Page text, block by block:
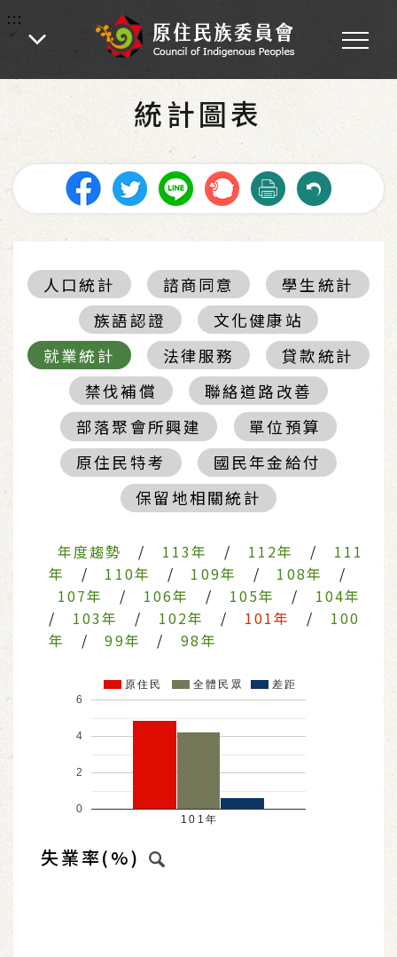
:::
:::
首頁 統計圖表
統計圖表
人口統計 諮商同意
學生統計
族語認證
文化健康站
就業統計
法律服務
貸款統計
禁伐補償
聯絡道路改善
部落聚會所興建
單位預算
原住民特考
國民年金給付
保留地相關統計
年度趨勢 / 113年 / 112年 /
111
年
/ 110年 / 109年 / 108年
/
107年
/ 106年 / 105年 /
104年
/
103年 / 102年 / 101年 /
100
年
/ 99年 / 98年
原住民 全體民眾 差距
101年
0
2
4
6
失業率(%)